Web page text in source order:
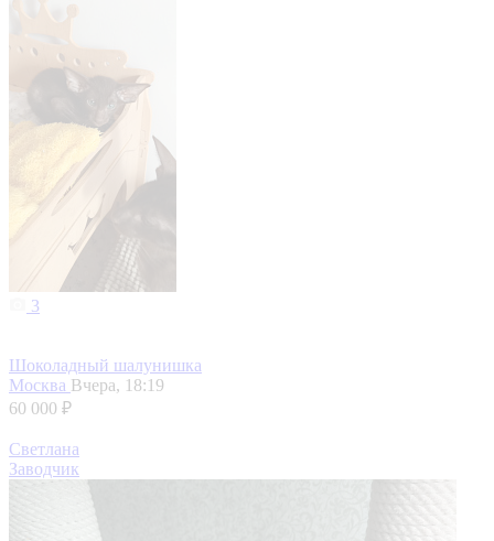
3
Шоколадный шалунишка
Москва Вчера, 18:19
60 000 ₽
Светлана
Заводчик